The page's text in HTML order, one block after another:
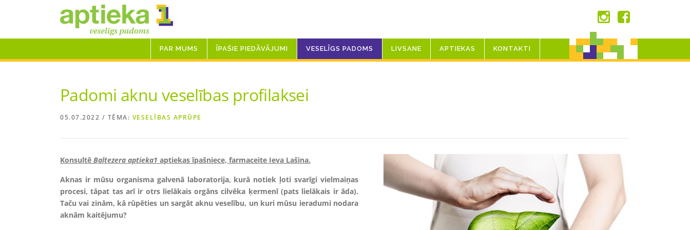
PAR MUMS ĪPAŠIE PIEDĀVĀJUMI VESELĪGS PADOMS LIVSANE APTIEKAS KONTAKTI
Padomi aknu veselības profilaksei
05.07.2022 / TĒMA: VESELĪBAS APRŪPE
Konsultē Baltezera aptieka1 aptiekas īpašniece, farmaceite Ieva Lašina.
Aknas ir mūsu organisma galvenā laboratorija, kurā notiek ļoti svarīgi vielmaiņas
procesi, tāpat tas arī ir otrs lielākais orgāns cilvēka ķermenī (pats lielākais ir āda).
Taču vai zinām, kā rūpēties un sargāt aknu veselību, un kuri mūsu ieradumi nodara
aknām kaitējumu?